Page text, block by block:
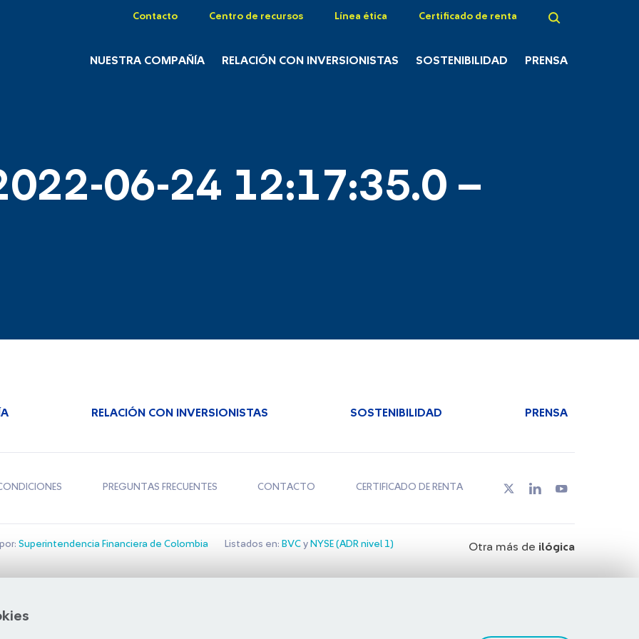
Contacto Centro de recursos Línea ética Certificado de renta
NUESTRA COMPAÑÍA RELACIÓN CON INVERSIONISTAS SOSTENIBILIDAD PRENSA
06-24 12:17:35.0 –
RELACIÓN CON INVERSIONISTAS SOSTENIBILIDAD PRENSA
PREGUNTAS FRECUENTES CONTACTO CERTIFICADO DE RENTA
Superintendencia Financiera de Colombia Listados en: BVCy NYSE (ADR nivel 1) Otra más de ilógica